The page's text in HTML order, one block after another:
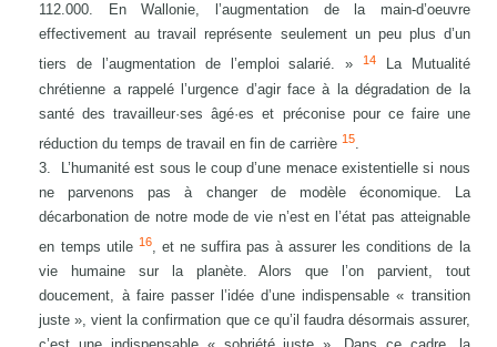
112.000. En Wallonie, l’augmentation de la main-d’oeuvre
effectivement au travail représente seulement un peu plus d’un
tiers de l’augmentation de l’emploi salarié. »
14
La Mutualité
chrétienne a rappelé l’urgence d’agir face à la dégradation de la
santé des travailleur·ses âgé·es et préconise pour ce faire une
réduction du temps de travail en fin de carrière15.
L’humanité est sous le coup d’une menace existentielle si nous
ne parvenons pas à changer de modèle économique. La
décarbonation de notre mode de vie n’est en l’état pas atteignable
en temps utile 16, et ne suffira pas à assurer les conditions de la
vie humaine sur la planète. Alors que l’on parvient, tout
doucement, à faire passer l’idée d’une indispensable « transition
juste », vient la confirmation que ce qu’il faudra désormais assurer,